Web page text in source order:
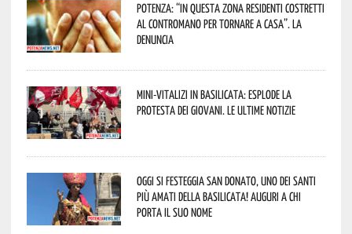
Potenza: “In questa zona residenti costretti
al contromano per tornare a casa”. La
denuncia
Mini-vitalizi in Basilicata: esplode la
protesta dei giovani. Le ultime notizie
Oggi si festeggia San Donato, uno dei Santi
più amati della Basilicata! Auguri a chi
porta il suo nome